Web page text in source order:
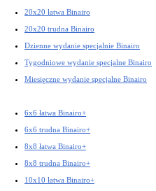
20x20 łatwa Binairo
20x20 trudna Binairo
Dzienne wydanie specjalnie Binairo
Tygodniowe wydanie specjalne Binairo
Miesięczne wydanie specjalne Binairo
6x6 łatwa Binairo+
6x6 trudna Binairo+
8x8 łatwa Binairo+
8x8 trudna Binairo+
10x10 łatwa Binairo+